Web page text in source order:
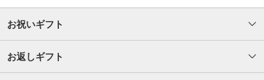
お祝いギフト
お返しギフト